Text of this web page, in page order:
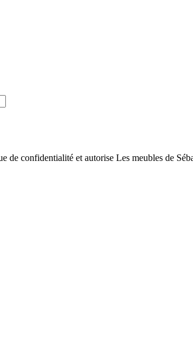
de confidentialité et autorise Les meubles de